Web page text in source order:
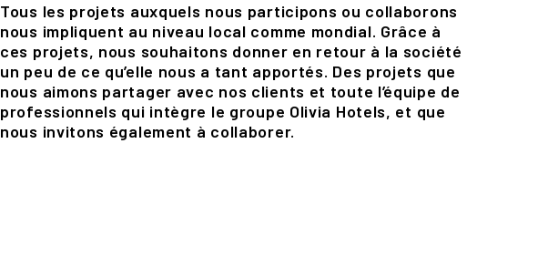
Tous les projets auxquels nous participons ou collaborons
nous impliquent au niveau local comme mondial. Grâce à
ces projets, nous souhaitons donner en retour à la société
un peu de ce qu’elle nous a tant apportés. Des projets que
nous aimons partager avec nos clients et toute l’équipe de
professionnels qui intègre le groupe Olivia Hotels, et que
nous invitons également à collaborer.